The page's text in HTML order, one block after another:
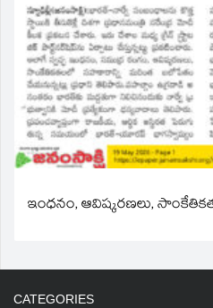
ఇంధనం, ఆవిష్కరణలు,
CATEGORIES